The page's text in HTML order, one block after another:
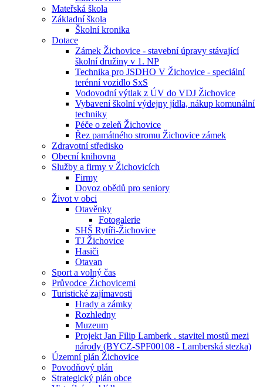
Mateřská škola
Základní škola
Školní kronika
Dotace
Zámek Žichovice - stavební úpravy stávající
školní družiny v 1. NP
Technika pro JSDHO V Žichovice - speciální
terénní vozidlo SxS
Vodovodní výtlak z ÚV do VDJ Žichovice
Vybavení školní výdejny jídla, nákup komunální
techniky
Péče o zeleň Žichovice
Řez památného stromu Žichovice zámek
Zdravotní středisko
Obecní knihovna
Služby a firmy v Žichovicích
Firmy
Dovoz obědů pro seniory
Život v obci
Otavěnky
Fotogalerie
SHŠ Rytíři-Žichovice
TJ Žichovice
Hasiči
Otavan
Sport a volný čas
Průvodce Žichovicemi
Turistické zajímavosti
Hrady a zámky
Rozhledny
Muzeum
Projekt Jan Filip Lamberk . stavitel mostů mezi
národy (BYCZ-SPF00108 - Lamberská stezka)
Územní plán Žichovice
Povodňový plán
Strategický plán obce